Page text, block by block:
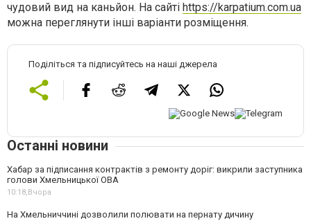
чудовий вид на каньйон. На сайті https://karpatium.com.ua
можна переглянути інші варіанти розміщення.
Поділіться та підписуйтесь на наші джерела
Останні новини
Хабар за підписання контрактів з ремонту доріг: викрили заступника
голови Хмельницької ОВА
10:18,Вчора
На Хмельниччині дозволили полювати на пернату дичину